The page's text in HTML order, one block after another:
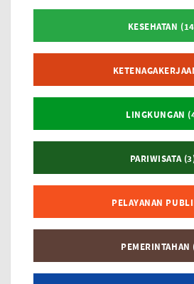
KESEHATAN
LINGKUNGAN
PARIWISATA
PELAYANAN
PEMERINTAHAN